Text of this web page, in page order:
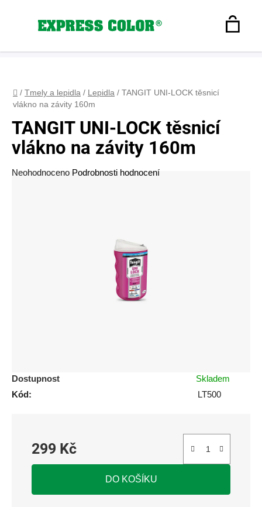
Hledat
Domů
/ Tmely a lepidla / Lepidla / TANGIT UNI-LOCK těsnicí
vlákno na závity 160m
Dostupnost
Skladem
Kód:
LT500
299 Kč
Měrná cena:
DO KOŠÍKU
TANGIT UNI-LOCK těsnicí
vlákno na závity 160m
Průměrné
Neohodnoceno Podrobnosti hodnocení